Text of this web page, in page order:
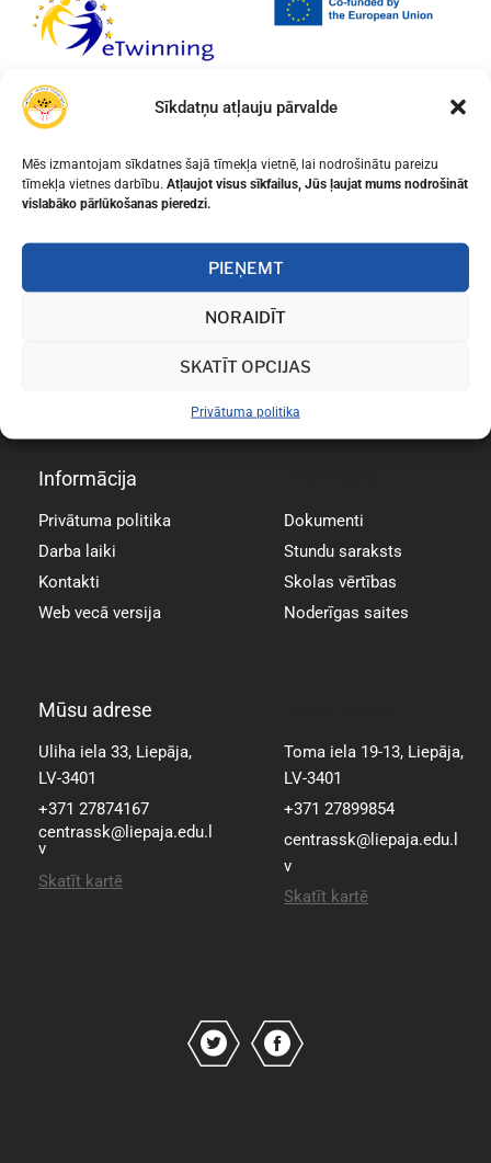
Sīkdatņu atļauju pārvalde
Mēs izmantojam sīkdatnes šajā tīmekļa vietnē, lai nodrošinātu pareizu
tīmekļa vietnes darbību. Atļaujot visus sīkfailus, Jūs ļaujat mums nodrošināt
vislabāko pārlūkošanas pieredzi.
PIEŅEMT
NORAIDĪT
SKATĪT OPCIJAS
Privātuma politika
Informācija
Privātuma politika
Darba laiki
Kontakti
Web vecā versija
Dokumenti
Stundu saraksts
Skolas vērtības
Noderīgas saites
Mūsu adrese
Uliha iela 33, Liepāja,
LV-3401
+371 27874167
centrassk@liepaja.edu.l
v
Skatīt kartē
Toma iela 19-13, Liepāja,
LV-3401
+371 27899854
centrassk@liepaja.edu.l
v
Skatīt kartē